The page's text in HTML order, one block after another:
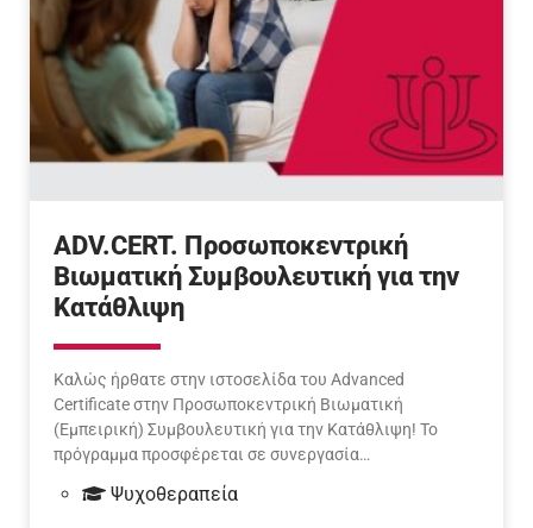
ADV.CERT. Προσωποκεντρική
Βιωματική Συμβουλευτική για την
Κατάθλιψη
Καλώς ήρθατε στην ιστοσελίδα του Advanced
Certificate στην Προσωποκεντρική Βιωματική
(Εμπειρική) Συμβουλευτική για την Κατάθλιψη! Το
πρόγραμμα προσφέρεται σε συνεργασία…
Ψυχοθεραπεία